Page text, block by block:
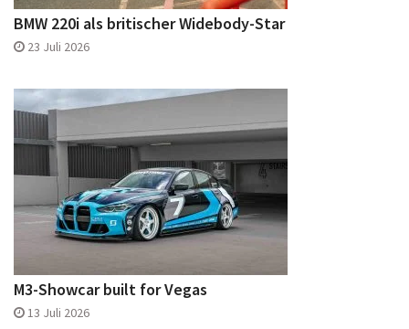
BMW 220i als britischer Widebody-Star
23 Juli 2026
M3-Showcar built for Vegas
13 Juli 2026